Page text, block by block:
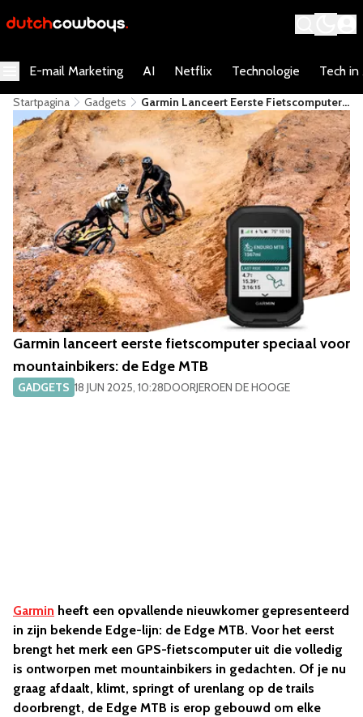
E-mail Marketing AI Netflix Technologie Tech in
Startpagina Gadgets
Garmin Lanceert Eerste Fietscomputer
Speciaal Voor Mountainbikers: De Edge
MTB
Garmin lanceert eerste fietscomputer speciaal voor
mountainbikers: de Edge MTB
GADGETS 18 JUN 2025, 10:28DOORJEROEN DE HOOGE
Garmin heeft een opvallende nieuwkomer gepresenteerd
in zijn bekende Edge-lijn: de Edge MTB. Voor het eerst
brengt het merk een GPS-fietscomputer uit die volledig
is ontworpen met mountainbikers in gedachten. Of je nu
graag afdaalt, klimt, springt of urenlang op de trails
doorbrengt, de Edge MTB is erop gebouwd om elke